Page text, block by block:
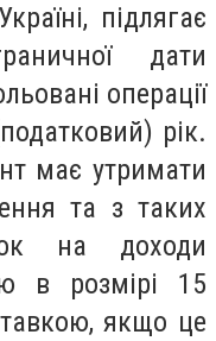
підлягає
дати
операції
рік.
має утримати
та з таких
на доходи
в розмірі 15
якщо це